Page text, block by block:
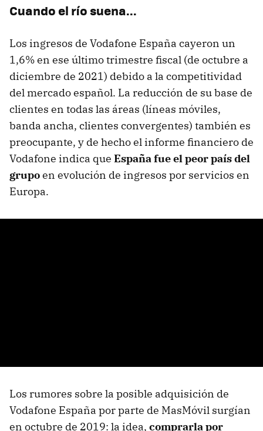
Cuando el río suena...
Los ingresos de Vodafone España cayeron un
1,6% en ese último trimestre fiscal (de octubre a
diciembre de 2021) debido a la competitividad
del mercado español. La reducción de su base de
clientes en todas las áreas (líneas móviles,
banda ancha, clientes convergentes) también es
preocupante, y de hecho el informe financiero de
Vodafone indica que España fue el peor país del
grupoen evolución de ingresos por servicios en
Europa.
Los rumores sobre la posible adquisición de
Vodafone España por parte de MasMóvil surgían
en octubre de 2019: la idea, comprarla por